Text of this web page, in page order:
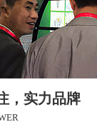
，实力品牌